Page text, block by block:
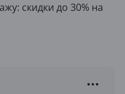
скидки до 30% на